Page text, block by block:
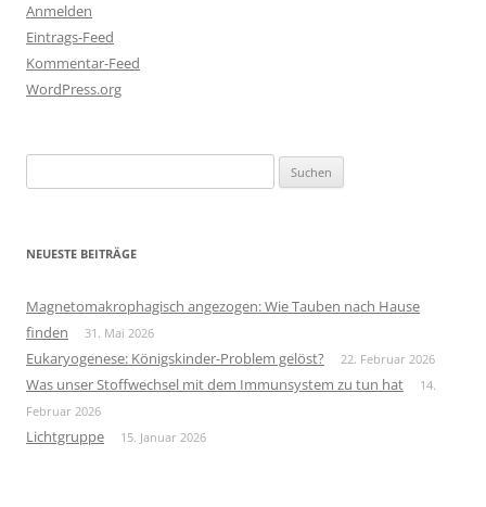
Anmelden
Eintrags-Feed
Kommentar-Feed
WordPress.org
nach:
NEUESTE BEITRÄGE
Magnetomakrophagisch angezogen: Wie Tauben nach Hause
finden
31. Mai 2026
Eukaryogenese: Königskinder-Problem gelöst? 22. Februar 2026
Was unser Stoffwechsel mit dem Immunsystem zu tun hat
14.
Februar 2026
Lichtgruppe 15. Januar 2026